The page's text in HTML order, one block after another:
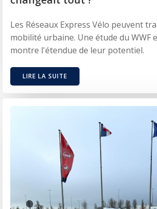
Les Réseaux Express Vélo peuvent
mobilité urbaine. Une étude du WWF
montre l'étendue de leur potentiel.
LIRE LA SUITE